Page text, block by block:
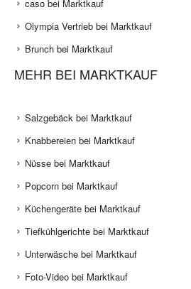
caso bei Marktkauf
Olympia Vertrieb bei Marktkauf
Brunch bei Marktkauf
MEHR BEI MARKTKAUF
Salzgebäck bei Marktkauf
Knabbereien bei Marktkauf
Nüsse bei Marktkauf
Popcorn bei Marktkauf
Küchengeräte bei Marktkauf
Tiefkühlgerichte bei Marktkauf
Unterwäsche bei Marktkauf
Foto-Video bei Marktkauf